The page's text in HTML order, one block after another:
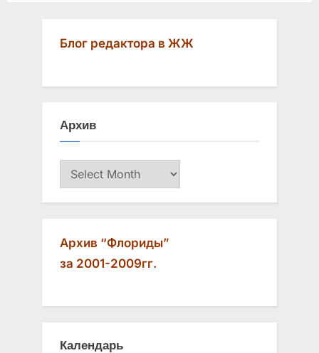
t
o
Блог редактора в ЖЖ
Архив
Архив
Архив “Флориды”
за 2001-2009гг.
Календарь